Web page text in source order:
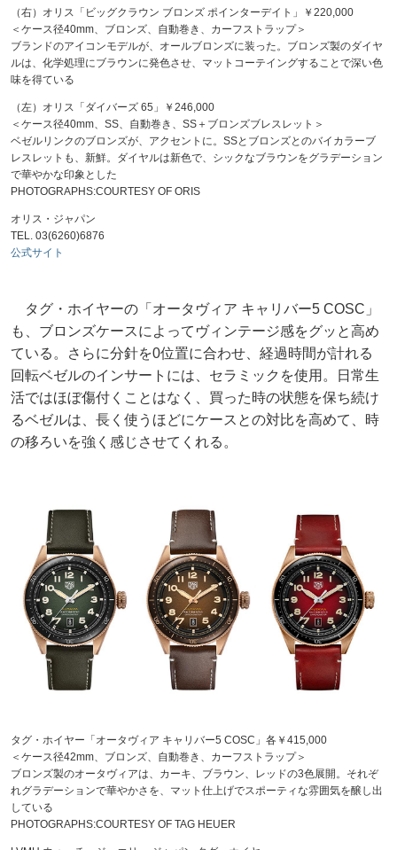
（右）オリス「ビッグクラウン ブロンズ ポインターデイト」￥220,000
＜ケース径40mm、ブロンズ、自動巻き、カーフストラップ＞
ブランドのアイコンモデルが、オールブロンズに装った。ブロンズ製のダイヤ
ルは、化学処理にブラウンに発色させ、マットコーテイングすることで深い色
味を得ている
（左）オリス「ダイバーズ 65」￥246,000
＜ケース径40mm、SS、自動巻き、SS＋ブロンズブレスレット＞
ベゼルリンクのブロンズが、アクセントに。SSとブロンズとのバイカラーブ
レスレットも、新鮮。ダイヤルは新色で、シックなブラウンをグラデーション
で華やかな印象とした
PHOTOGRAPHS:COURTESY OF ORIS
オリス・ジャパン
TEL. 03(6260)6876
公式サイト
タグ・ホイヤーの「オータヴィア キャリバー5 COSC」
も、ブロンズケースによってヴィンテージ感をグッと高め
ている。さらに分針を0位置に合わせ、経過時間が計れる
回転ベゼルのインサートには、セラミックを使用。日常生
活ではほぼ傷付くことはなく、買った時の状態を保ち続け
るベゼルは、長く使うほどにケースとの対比を高めて、時
の移ろいを強く感じさせてくれる。
タグ・ホイヤー「オータヴィア キャリバー5 COSC」各￥415,000
＜ケース径42mm、ブロンズ、自動巻き、カーフストラップ＞
ブロンズ製のオータヴィアは、カーキ、ブラウン、レッドの3色展開。それぞ
れグラデーションで華やかさを、マット仕上げでスポーティな雰囲気を醸し出
している
PHOTOGRAPHS:COURTESY OF TAG HEUER